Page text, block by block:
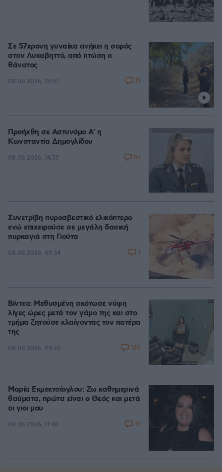
Σε 57χρονη γυναίκα ανήκει η σορός
στον Λυκαβηττό, από πτώση ο
θάνατος
08.08.2026, 15:07 71
Προήχθη σε Αστυνόμο Α' η
Κωνσταντία Δημογλίδου
08.08.2026, 14:57 53
Συνετρίβη πυροσβεστικό ελικόπτερο
ενώ επιχειρούσε σε μεγάλη δασική
πυρκαγιά στη Γιούτα
08.08.2026, 09:34 1
Βίντεο: Μεθυσμένη σκότωσε νύφη
λίγες ώρες μετά τον γάμο της και στο
τμήμα ζητούσε κλαίγοντας τον πατέρα
της
08.08.2026, 09:25 120
Μαρία Εκμεκτσίογλου: Ζω καθημερινά
θαύματα, πρώτα είναι ο Θεός και μετά
οι γιοι μου
08.08.2026, 11:48 15